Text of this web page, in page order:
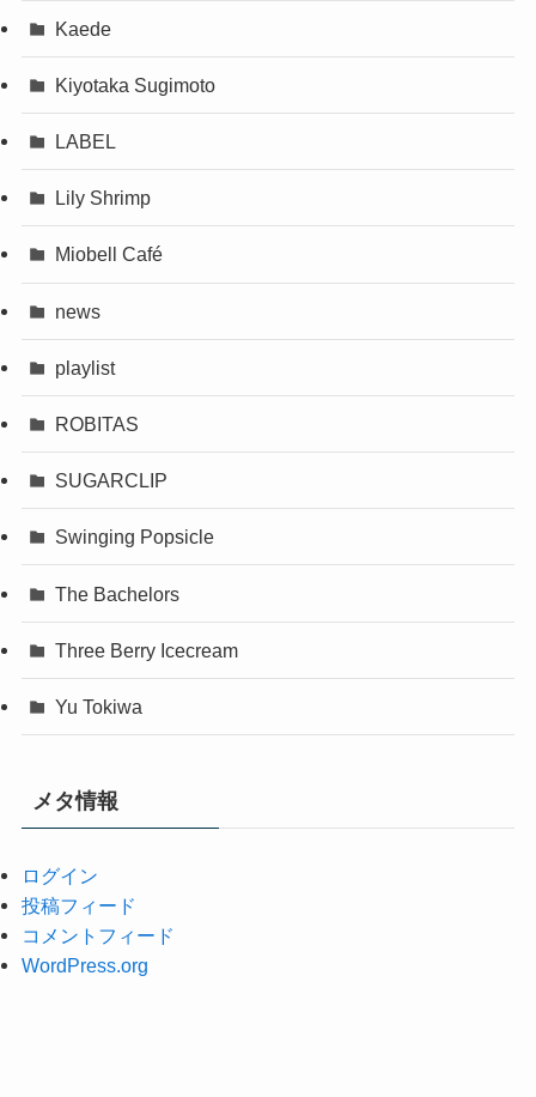
Kaede
Kiyotaka Sugimoto
LABEL
Lily Shrimp
Miobell Café
news
playlist
ROBITAS
SUGARCLIP
Swinging Popsicle
The Bachelors
Three Berry Icecream
Yu Tokiwa
メタ情報
ログイン
投稿フィード
コメントフィード
WordPress.org